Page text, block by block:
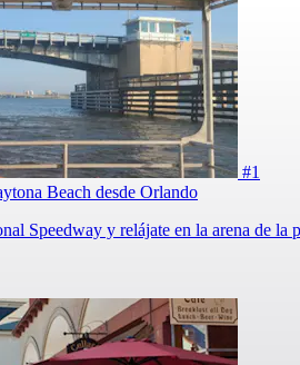
#1
Beach desde Orlando
Speedway y relájate en la arena de la